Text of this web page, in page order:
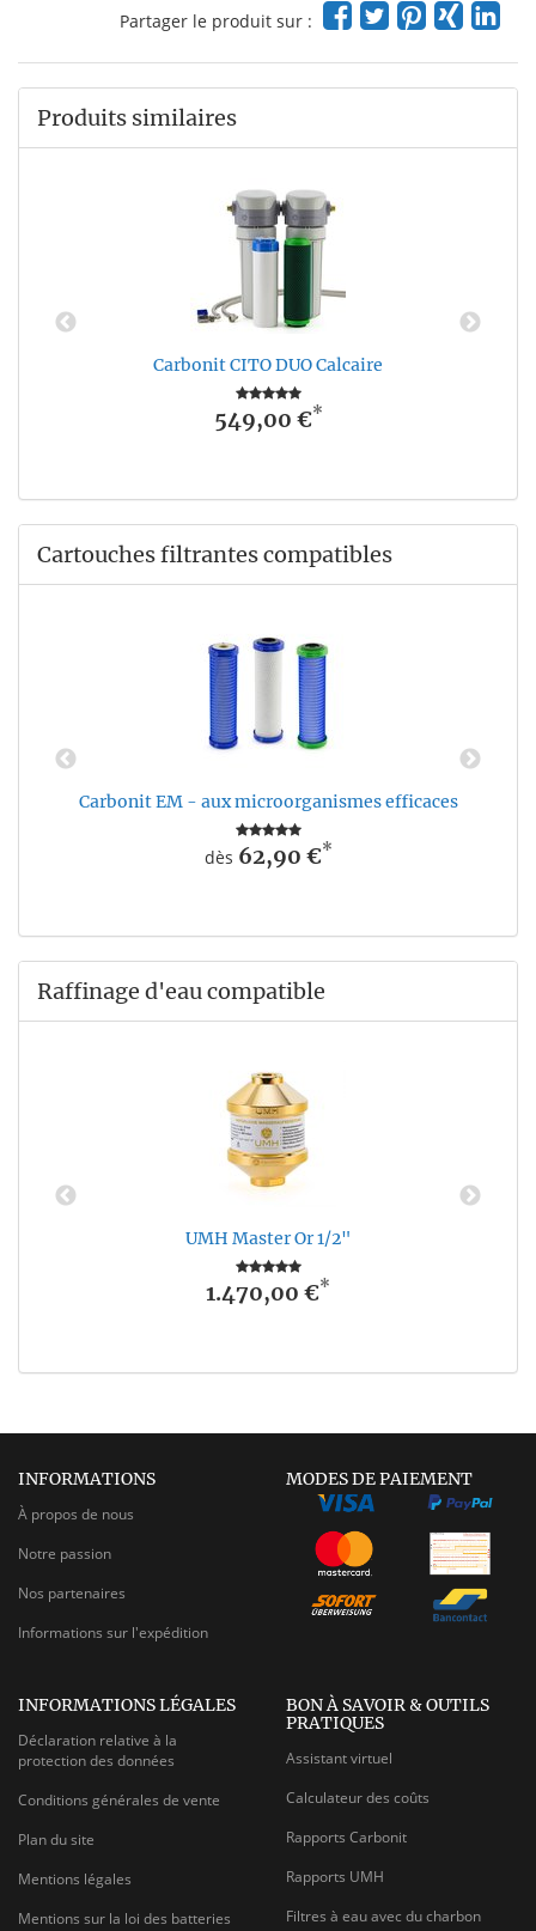
Partager le produit sur :
Produits similaires
Carbonit CITO DUO Calcaire
549,00 €*
Cartouches filtrantes compatibles
Carbonit EM - aux microorganismes efficaces
dès 62,90 €*
Raffinage d'eau compatible
UMH Master Or 1/2"
1.470,00 €*
INFORMATIONS
À propos de nous
Notre passion
Nos partenaires
Informations sur l'expédition
MODES DE PAIEMENT
INFORMATIONS LÉGALES
Déclaration relative à la
protection des données
Conditions générales de vente
Plan du site
Mentions légales
Mentions sur la loi des batteries
BON À SAVOIR & OUTILS
PRATIQUES
Assistant virtuel
Calculateur des coûts
Rapports Carbonit
Rapports UMH
Filtres à eau avec du charbon